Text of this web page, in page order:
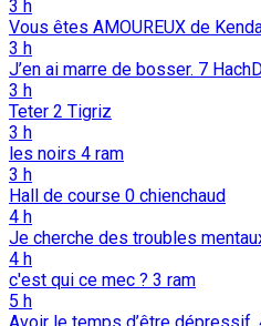
3 h
Vous êtes AMOUREUX de
3 h
J’en ai marre de bosser. 7
3 h
Teter 2 Tigriz
3 h
les noirs 4 ram
3 h
Hall de course 0 chienchaud
4 h
Je cherche des troubles
4 h
c'est qui ce mec ? 3 ram
5 h